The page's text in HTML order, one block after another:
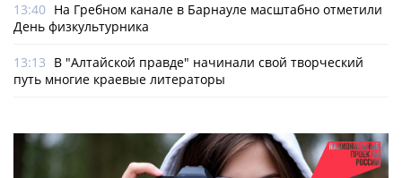
13:40 На Гребном канале в Барнауле масштабно отметили
День физкультурника
13:13 В "Алтайской правде" начинали свой творческий
путь многие краевые литераторы